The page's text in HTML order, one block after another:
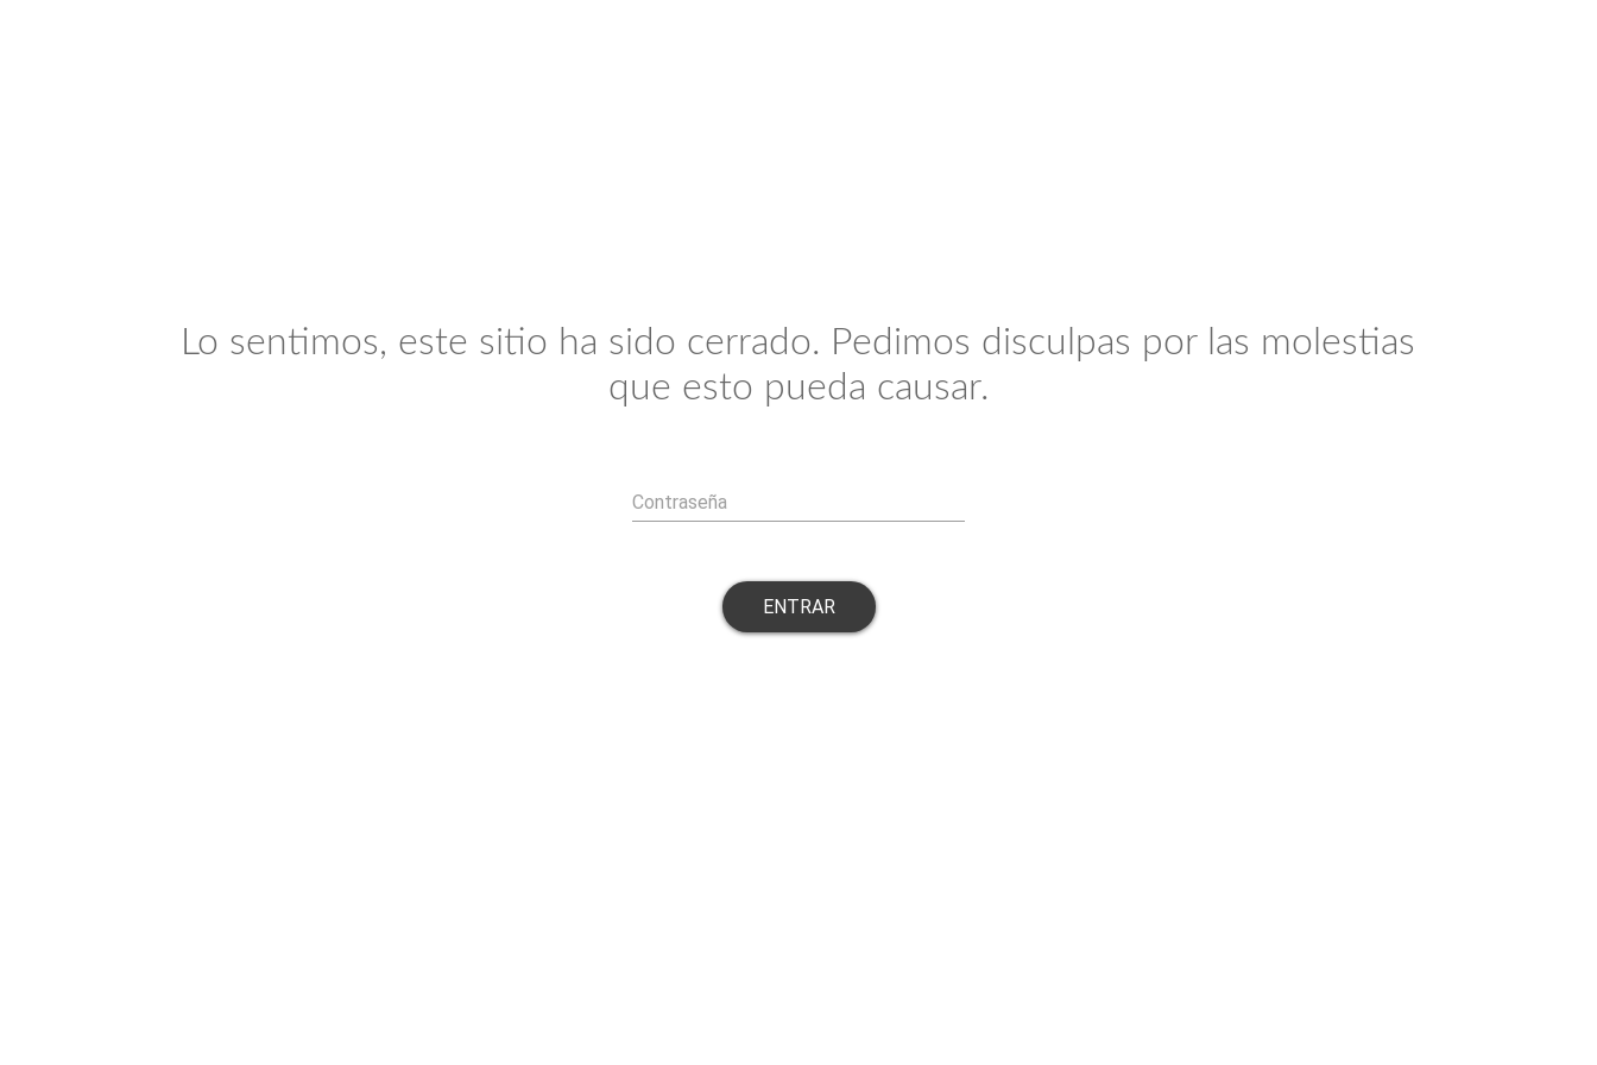
Lo sentimos, este sitio ha sido cerrado. Pedimos disculpas por las molestias
que esto pueda causar.
Contraseña
ENTRAR